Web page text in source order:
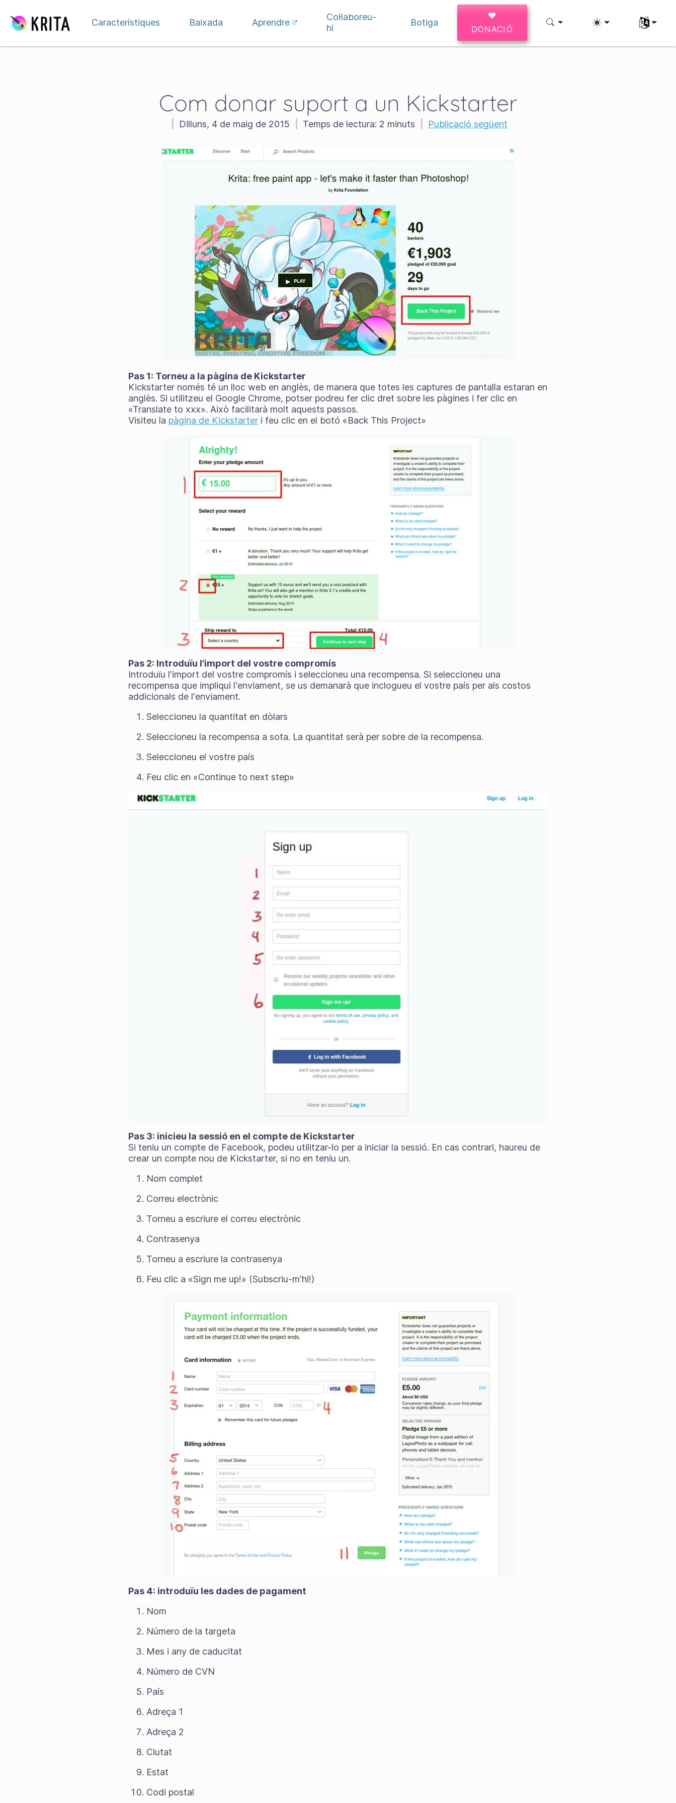
Característiques
Baixada Aprendre
Col·laboreu-
hi
Botiga
♥
DONACIÓ
Com donar suport a un Kickstarter
Dilluns, 4 de maig de 2015 Temps de lectura: 2 minuts Publicació següent
Pas 1: Torneu a la pàgina de Kickstarter
Kickstarter només té un lloc web en anglès, de manera que totes les captures de pantalla estaran en
anglès. Si utilitzeu el Google Chrome, potser podreu fer clic dret sobre les pàgines i fer clic en
«Translate to xxx». Això facilitarà molt aquests passos.
Visiteu la pàgina de Kickstarter i feu clic en el botó «Back This Project»
Pas 2: Introduïu l'import del vostre compromís
Introduïu l'import del vostre compromís i seleccioneu una recompensa. Si seleccioneu una
recompensa que impliqui l'enviament, se us demanarà que inclogueu el vostre país per als costos
addicionals de l'enviament.
Seleccioneu la quantitat en dòlars
Seleccioneu la recompensa a sota. La quantitat serà per sobre de la recompensa.
Seleccioneu el vostre país
Feu clic en «Continue to next step»
Pas 3: inicieu la sessió en el compte de Kickstarter
Si teniu un compte de Facebook, podeu utilitzar-lo per a iniciar la sessió. En cas contrari, haureu de
crear un compte nou de Kickstarter, si no en teniu un.
Nom complet
Correu electrònic
Torneu a escriure el correu electrònic
Contrasenya
Torneu a escriure la contrasenya
Feu clic a «Sign me up!» (Subscriu-m'hi!)
Pas 4: introduïu les dades de pagament
Nom
Número de la targeta
Mes i any de caducitat
Número de CVN
País
Adreça 1
Adreça 2
Ciutat
Estat
Codi postal